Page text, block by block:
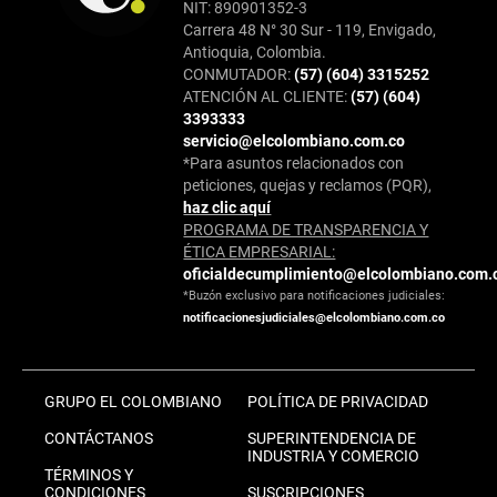
NIT: 890901352-3
Carrera 48 N° 30 Sur - 119, Envigado,
Antioquia, Colombia.
CONMUTADOR:(57) (604) 3315252
ATENCIÓN AL CLIENTE:(57) (604)
3393333
servicio@elcolombiano.com.co
*Para asuntos relacionados con
peticiones, quejas y reclamos (PQR),
haz clic aquí
PROGRAMA DE TRANSPARENCIA Y
ÉTICA EMPRESARIAL:
*Buzón exclusivo para notificaciones judiciales:
notificacionesjudiciales@elcolombiano.com.co
GRUPO EL COLOMBIANO
CONTÁCTANOS
TÉRMINOS Y
CONDICIONES
POLÍTICA DE PRIVACIDAD
SUPERINTENDENCIA DE
INDUSTRIA Y COMERCIO
SUSCRIPCIONES